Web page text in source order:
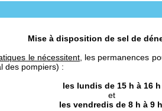
Mise à disposition de sel de
le nécessitent, les permanences
des pompiers) :
les lundis de 15 h à 16 h
et
les vendredis de 8 h à 9